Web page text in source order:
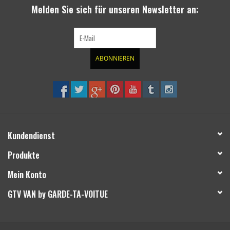
bzw. angeglichen werden. Zur Vereinfachung gibt es dafür auch unten gelistete
Melden Sie sich für unseren Newsletter an:
ABONNIEREN
Kundendienst
Produkte
Mein Konto
GTV VAN by GARDE-TA-VOITUE